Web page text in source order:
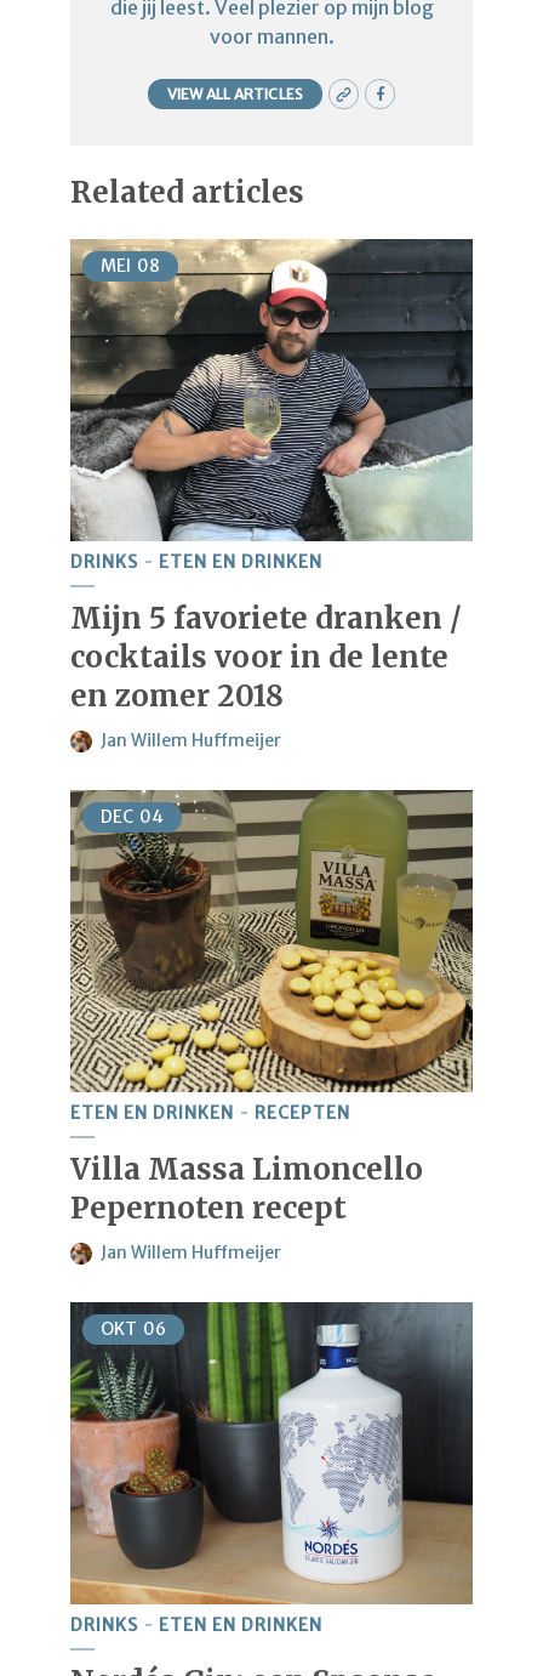
die jij leest. Veel plezier op mijn blog
voor mannen.
VIEW ALL ARTICLES
Related articles
MEI 08
DRINKS ETEN EN DRINKEN
Mijn 5 favoriete dranken /
cocktails voor in de lente
en zomer 2018
Jan Willem Huffmeijer
DEC 04
ETEN EN DRINKEN RECEPTEN
Villa Massa Limoncello
Pepernoten recept
Jan Willem Huffmeijer
OKT 06
DRINKS ETEN EN DRINKEN